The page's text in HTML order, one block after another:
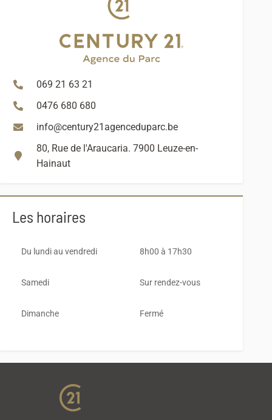
069 21 63 21
0476 680 680
info@century21agenceduparc.be
80, Rue de l'Araucaria. 7900 Leuze-en-
Hainaut
Les horaires
Du lundi au vendredi 8h00 à 17h30
Samedi Sur rendez-vous
Dimanche Fermé